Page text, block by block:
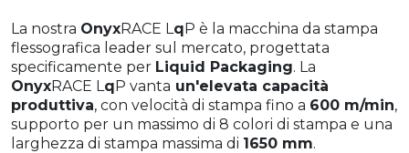
La nostra OnyxRACE L qP è la macchina da stampa
flessografica leader sul mercato, progettata
specificamente per Liquid Packaging. La
OnyxRACE L qP vanta un'elevata capacità
produttiva, con velocità di stampa fino a 600 m/min,
supporto per un massimo di 8 colori di stampa e una
larghezza di stampa massima di 1650 mm.